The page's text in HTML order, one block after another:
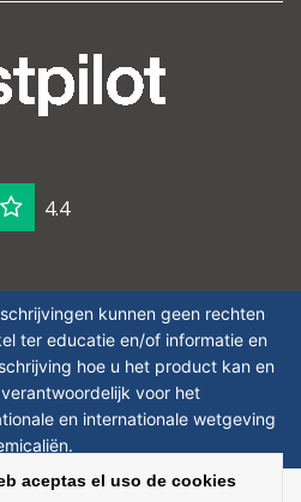
4.4
kunnen geen rechten
ter educatie en/of informatie en
hoe u het product kan en
voor het
en internationale wetgeving
aceptas el uso de cookies